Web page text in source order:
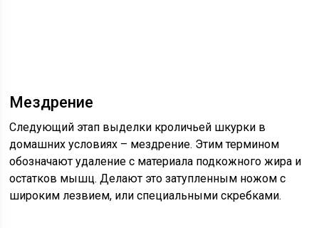
Мездрение
Следующий этап выделки кроличьей шкурки в
домашних условиях – мездрение. Этим термином
обозначают удаление с материала подкожного жира и
остатков мышц. Делают это затупленным ножом с
широким лезвием, или специальными скребками.